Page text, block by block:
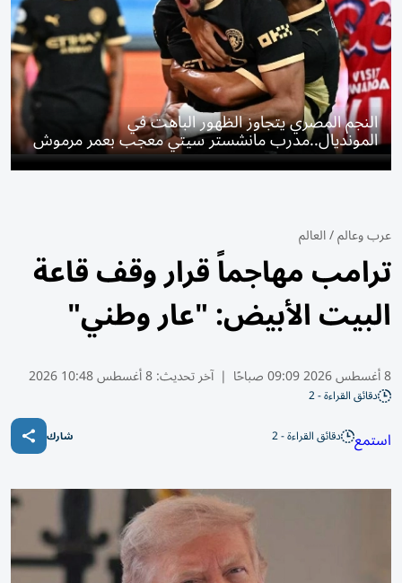
النجم المصري يتجاوز الظهور الباهت في
المونديال..مدرب مانشستر سيتي معجب بعمر مرموش
عرب وعالم/العالم
ترامب مهاجماً قرار وقف قاعة
البيت الأبيض: "عار وطني"
8 أغسطس 2026 09:09 صباحًا | آخر تحديث:8 أغسطس 10:48 2026
دقائق القراءة - 2
استمع دقائق القراءة - 2 شارك